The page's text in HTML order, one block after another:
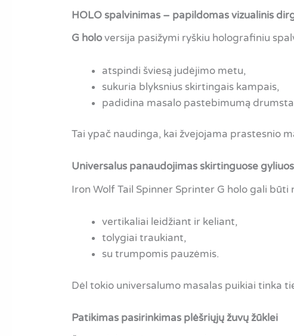
HOLO spalvinimas – papildomas vizualinis
G holoversija pasižymi ryškiu holografiniu
atspindi šviesą judėjimo metu,
sukuria blyksnius skirtingais kampais,
padidina masalo pastebimumą
Tai ypač naudinga, kai žvejojama prastesnio
Universalus panaudojimas skirtinguose
Iron Wolf Tail Spinner Sprinter G holo gali būti
vertikaliai leidžiant ir keliant,
tolygiai traukiant,
su trumpomis pauzėmis.
Dėl tokio universalumo masalas puikiai tinka
Patikimas pasirinkimas plėšriųjų žuvų žūklei